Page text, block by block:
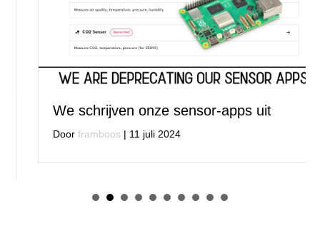
We schrijven onze sensor-apps uit
Doorframboos |11 juli 2024